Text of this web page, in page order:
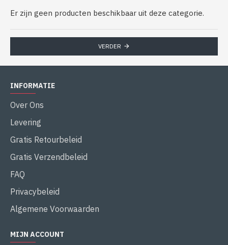
Er zijn geen producten beschikbaar uit deze categorie.
VERDER
INFORMATIE
Over Ons
Levering
Gratis Retourbeleid
Gratis Verzendbeleid
FAQ
Privacybeleid
Algemene Voorwaarden
MIJN ACCOUNT